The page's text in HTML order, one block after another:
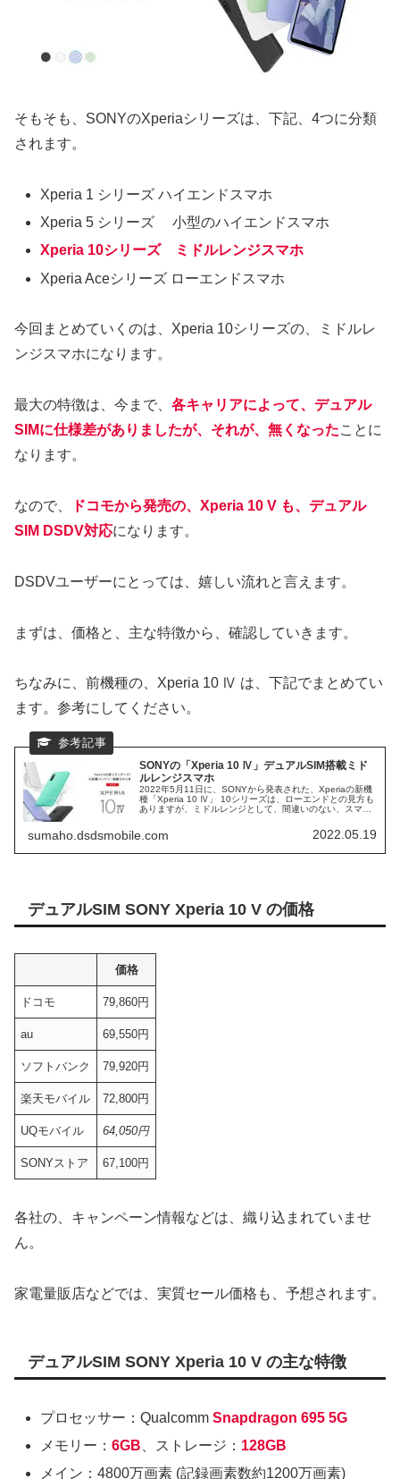
そもそも、SONYのXperiaシリーズは、下記、4つに分類
されます。
Xperia 1 シリーズ ハイエンドスマホ
Xperia 5 シリーズ 小型のハイエンドスマホ
Xperia 10シリーズ ミドルレンジスマホ
Xperia Aceシリーズ ローエンドスマホ
今回まとめていくのは、Xperia 10シリーズの、ミドルレ
ンジスマホになります。
最大の特徴は、今まで、 各キャリアによって、デュアル
SIMに仕様差がありましたが、それが、無くなったことに
なります。
なので、
ドコモから発売の、Xperia 10 V も、デュアル
SIM DSDV対応になります。
DSDVユーザーにとっては、嬉しい流れと言えます。
まずは、価格と、主な特徴から、確認していきます。
ちなみに、前機種の、Xperia 10 Ⅳ は、下記でまとめてい
ます。参考にしてください。
SONYの「Xperia 10 Ⅳ」デュアルSIM搭載ミド
ルレンジスマホ
2022年5月11日に、SONYから発表された、Xperiaの新機
種「Xperia 10 Ⅳ」 10シリーズは、ローエンドとの見方も
ありますが、ミドルレンジとして、間違いのない、スマホ
MVNO各社から発売されて、人気機種になります。 価格、
デュアルSIMの情報を、更新しました。
sumaho.dsdsmobile.com 2022.05.19
デュアルSIM SONY Xperia 10 V の価格
価格
ドコモ 79,860円
au 69,550円
ソフトバンク 79,920円
楽天モバイル 72,800円
UQモバイル 64,050円
SONYストア 67,100円
各社の、キャンペーン情報などは、織り込まれていませ
ん。
家電量販店などでは、実質セール価格も、予想されます。
デュアルSIM SONY Xperia 10 V の主な特徴
プロセッサー：Qualcomm Snapdragon 695 5G
メモリー：6GB 、ストレージ： 128GB
メイン：4800万画素 (記録画素数約1200万画素)